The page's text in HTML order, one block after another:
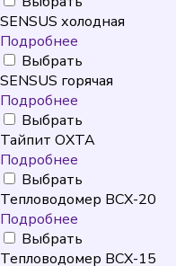
SENSUS холодная
Подробнее
Выбрать
SENSUS горячая
Подробнее
Выбрать
Тайпит ОХТА
Подробнее
Выбрать
Тепловодомер ВСХ-20
Подробнее
Выбрать
Тепловодомер ВСХ-15